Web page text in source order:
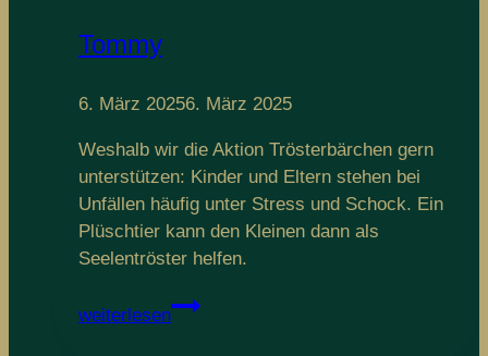
Tommy
6. März 20256. März 2025
Weshalb wir die Aktion Trösterbärchen gern
unterstützen: Kinder und Eltern stehen bei
Unfällen häufig unter Stress und Schock. Ein
Plüschtier kann den Kleinen dann als
Seelentröster helfen.
weiterlesen
Tommy